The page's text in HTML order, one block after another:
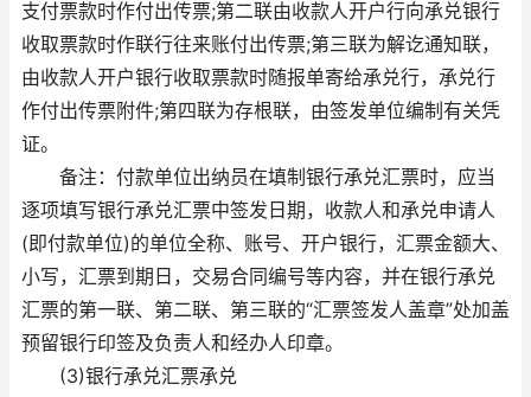
支付票款时作付出传票;第二联由收款人开户行向承兑银行
收取票款时作联行往来账付出传票;第三联为解讫通知联，
由收款人开户银行收取票款时随报单寄给承兑行，承兑行
作付出传票附件;第四联为存根联，由签发单位编制有关凭
证。
备注：付款单位出纳员在填制银行承兑汇票时，应当
逐项填写银行承兑汇票中签发日期，收款人和承兑申请人
(即付款单位)的单位全称、账号、开户银行，汇票金额大、
小写，汇票到期日，交易合同编号等内容，并在银行承兑
汇票的第一联、第二联、第三联的“汇票签发人盖章”处加盖
预留银行印签及负责人和经办人印章。
(3)银行承兑汇票承兑